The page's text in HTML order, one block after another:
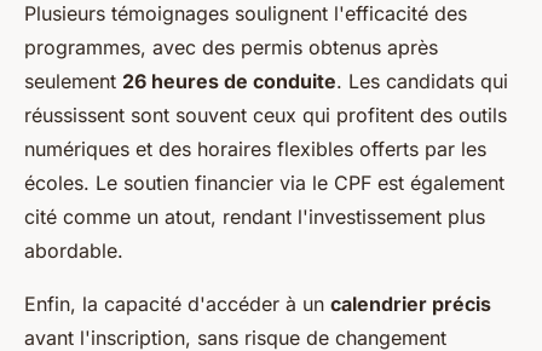
Plusieurs témoignages soulignent l'efficacité des
programmes, avec des permis obtenus après
seulement 26 heures de conduite. Les candidats qui
réussissent sont souvent ceux qui profitent des outils
numériques et des horaires flexibles offerts par les
écoles. Le soutien financier via le CPF est également
cité comme un atout, rendant l'investissement plus
abordable.
Enfin, la capacité d'accéder à un calendrier précis
avant l'inscription, sans risque de changement